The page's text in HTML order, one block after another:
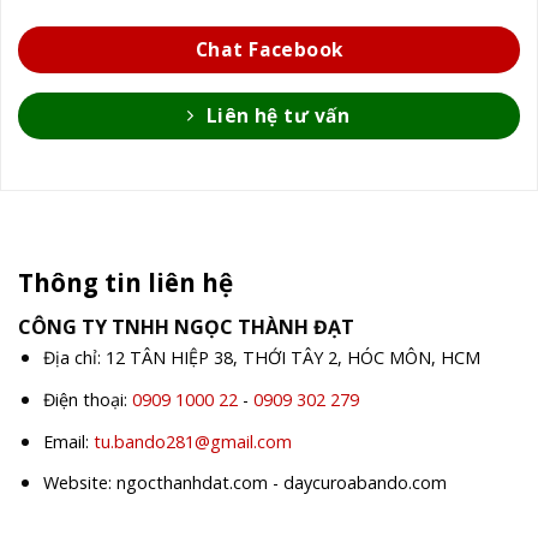
Chat Facebook
Liên hệ tư vấn
Thông tin liên hệ
CÔNG TY TNHH NGỌC THÀNH ĐẠT
Địa chỉ: 12 TÂN HIỆP 38, THỚI TÂY 2, HÓC MÔN, HCM
Điện thoại: 0909 1000 22- 0909 302 279
Email: tu.bando281@gmail.com
Website: ngocthanhdat.com - daycuroabando.com